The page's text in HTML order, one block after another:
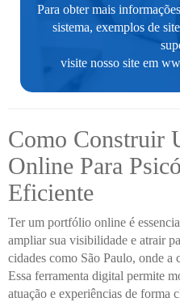
Para obter mais
sistema, exemplos de
visite nosso site em
Como Construir
Online Para
Eficiente
Ter um portfólio online é
ampliar sua visibilidade e atrair
cidades como São Paulo, onde a
Essa ferramenta digital permite
atuação e experiências de forma